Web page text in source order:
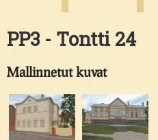
PP3 - Tontti 24
Mallinnetut kuvat